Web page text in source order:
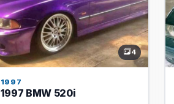
4
1997
1997 BMW 520i